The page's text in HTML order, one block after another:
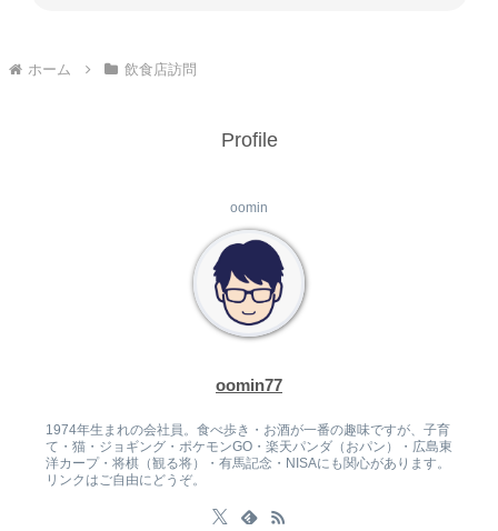
ホーム 飲食店訪問
Profile
oomin
oomin77
1974年生まれの会社員。食べ歩き・お酒が一番の趣味ですが、子育
て・猫・ジョギング・ポケモンGO・楽天パンダ（おパン）・広島東
洋カープ・将棋（観る将）・有馬記念・NISAにも関心があります。
リンクはご自由にどうぞ。